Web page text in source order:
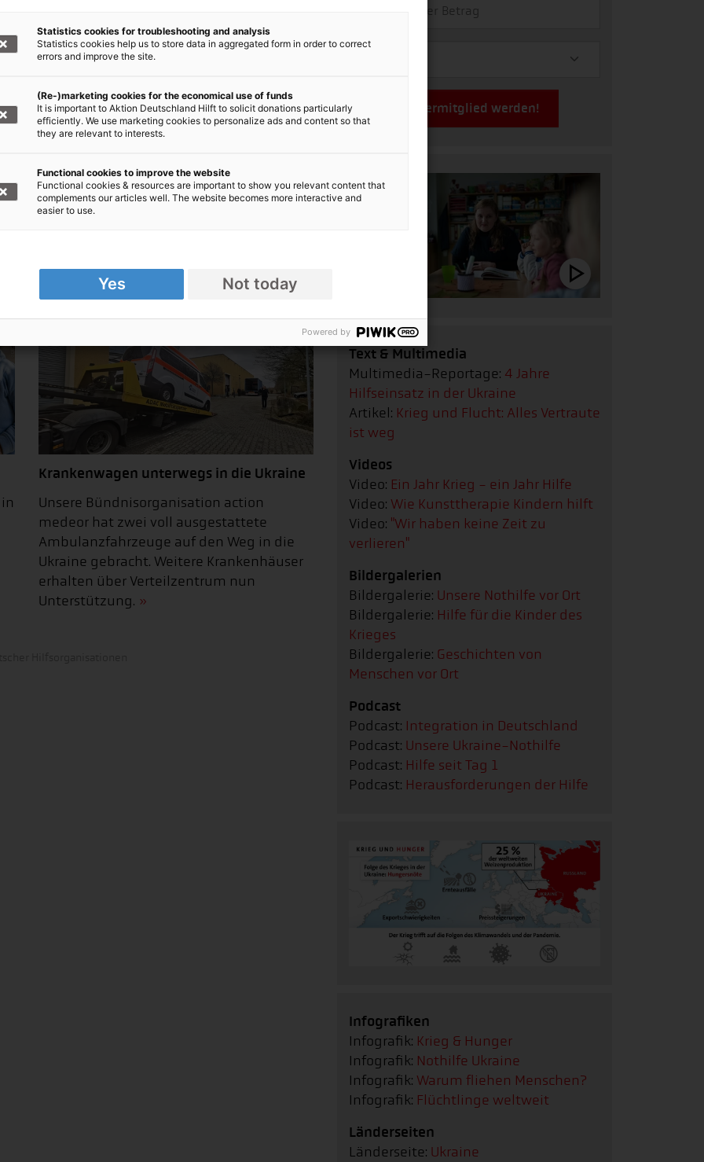
+++
der Hilfsorganisationen,
betroffenen Menschen aus der Ukraine.
Nothilfe Ukraine
1020 30, BIC: BFSWDE33XXX
Krankenwagen unterwegs in die Ukraine
Unsere Bündnisorganisation action
medeor hat zwei voll ausgestattete
Ambulanzfahrzeuge auf den Weg in die
Ukraine gebracht. Weitere Krankenhäuser
erhalten über Verteilzentrum nun
Unterstützung.
Jetzt Fördermitglied werden!
Text & Multimedia
Multimedia-Reportage: 4 Jahre
Hilfseinsatz in der Ukraine
Artikel: Krieg und Flucht: Alles Vertraute
ist weg
Videos
Video: Ein Jahr Krieg - ein Jahr Hilfe
Video: Wie Kunsttherapie Kindern hilft
Video: "Wir haben keine Zeit zu
verlieren"
Bildergalerien
Bildergalerie: Unsere Nothilfe vor Ort
Bildergalerie: Hilfe für die Kinder des
Krieges
Bildergalerie: Geschichten von
Menschen vor Ort
Podcast
Podcast: Integration in Deutschland
Podcast: Unsere Ukraine-Nothilfe
Podcast: Hilfe seit Tag 1
Podcast: Herausforderungen der Hilfe
Infografiken
Infografik: Krieg & Hunger
Infografik: Nothilfe Ukraine
Infografik: Warum fliehen Menschen?
Infografik: Flüchtlinge weltweit
Länderseiten
Länderseite: Ukraine
Statistics cookies for troubleshooting and analysis
Statistics cookies help us to store data in aggregated form in order to correct
errors and improve the site.
(Re-)marketing cookies for the economical use of funds
It is important to Aktion Deutschland Hilft to solicit donations particularly
efficiently. We use marketing cookies to personalize ads and content so that
they are relevant to interests.
Functional cookies to improve the website
Functional cookies & resources are important to show you relevant content that
complements our articles well. The website becomes more interactive and
easier to use.
Yes Not today
Powered by